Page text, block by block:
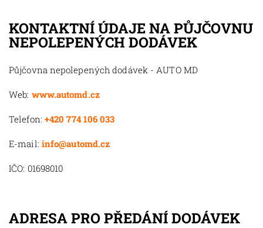
KONTAKTNÍ ÚDAJE NA PŮJČOVNU
NEPOLEPENÝCH DODÁVEK
Půjčovna nepolepených dodávek - AUTO MD
Web: www.automd.cz
Telefon: +420 774 106 033
E-mail: info@automd.cz
IČO: 01698010
ADRESA PRO PŘEDÁNÍ DODÁVEK